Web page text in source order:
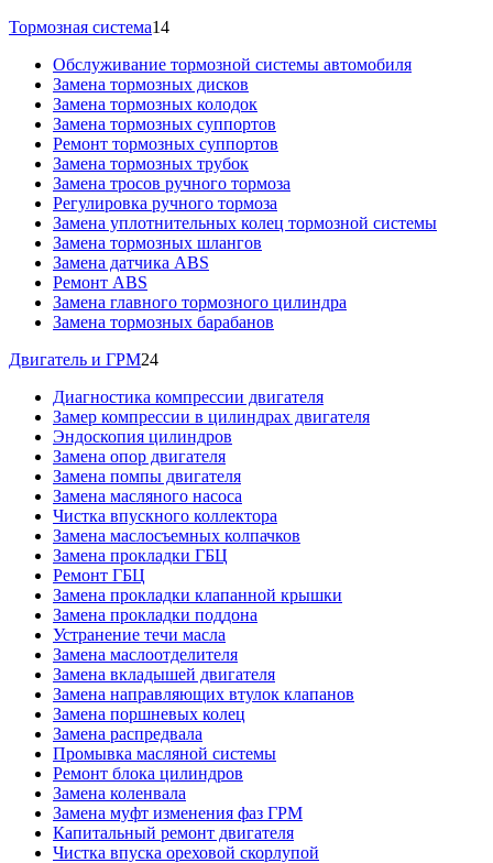
Тормозная система14
Обслуживание тормозной системы автомобиля
Замена тормозных дисков
Замена тормозных колодок
Замена тормозных суппортов
Ремонт тормозных суппортов
Замена тормозных трубок
Замена тросов ручного тормоза
Регулировка ручного тормоза
Замена уплотнительных колец тормозной системы
Замена тормозных шлангов
Замена датчика ABS
Ремонт ABS
Замена главного тормозного цилиндра
Замена тормозных барабанов
Двигатель и ГРМ24
Диагностика компрессии двигателя
Замер компрессии в цилиндрах двигателя
Эндоскопия цилиндров
Замена опор двигателя
Замена помпы двигателя
Замена масляного насоса
Чистка впускного коллектора
Замена маслосъемных колпачков
Замена прокладки ГБЦ
Ремонт ГБЦ
Замена прокладки клапанной крышки
Замена прокладки поддона
Устранение течи масла
Замена маслоотделителя
Замена вкладышей двигателя
Замена направляющих втулок клапанов
Замена поршневых колец
Замена распредвала
Промывка масляной системы
Ремонт блока цилиндров
Замена коленвала
Замена муфт изменения фаз ГРМ
Капитальный ремонт двигателя
Чистка впуска ореховой скорлупой